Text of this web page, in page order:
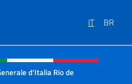
IT BR
e menù
d'Italia Rio de